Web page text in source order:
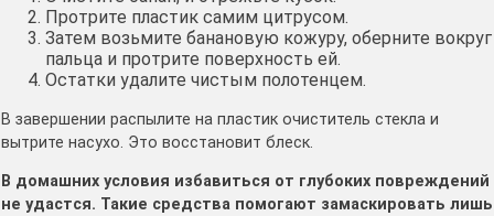
Протрите пластик самим цитрусом.
Затем возьмите банановую кожуру, оберните вокруг
пальца и протрите поверхность ей.
Остатки удалите чистым полотенцем.
В завершении распылите на пластик очиститель стекла и
вытрите насухо. Это восстановит блеск.
В домашних условия избавиться от глубоких повреждений
не удастся. Такие средства помогают замаскировать лишь